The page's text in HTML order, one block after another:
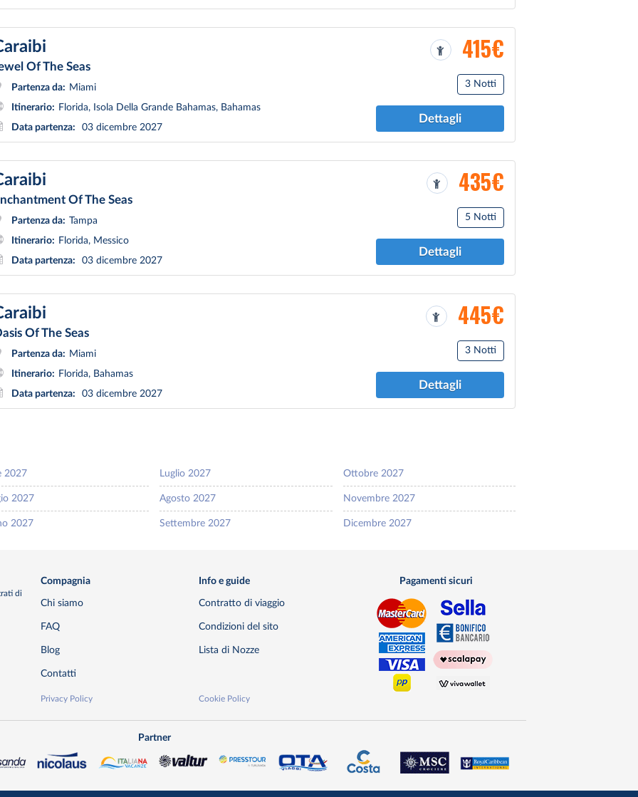
Of The Seas
415€
Partenza da: Miami
Itinerario: Florida, Isola Della Grande Bahamas, Bahamas
Data partenza:
03 dicembre 2027
3 Notti
Dettagli
Of The Seas
435€
Partenza da: Tampa
Itinerario: Florida, Messico
Data partenza:
03 dicembre 2027
5 Notti
Dettagli
Of The Seas
445€
Partenza da: Miami
Itinerario: Florida, Bahamas
Data partenza:
03 dicembre 2027
3 Notti
Dettagli
2027
2027
2027
Luglio 2027
Agosto 2027
Settembre 2027
Ottobre 2027
Novembre 2027
Dicembre 2027
di
Compagnia
Chi siamo
FAQ
Blog
Contatti
Privacy Policy
Info e guide
Contratto di viaggio
Condizioni del sito
Lista di Nozze
Cookie Policy
Pagamenti sicuri
Partner